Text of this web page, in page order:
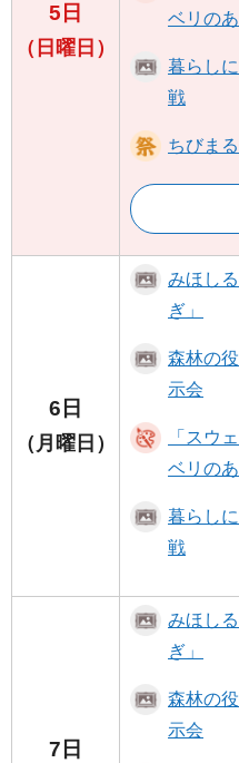
5日
（日曜日）
ベリの
暮らし
戦
ちびま
6日
（月曜日）
みほし
ぎ」
森林の
示会
「スウ
ベリの
暮らし
戦
7日
みほし
ぎ」
森林の
示会